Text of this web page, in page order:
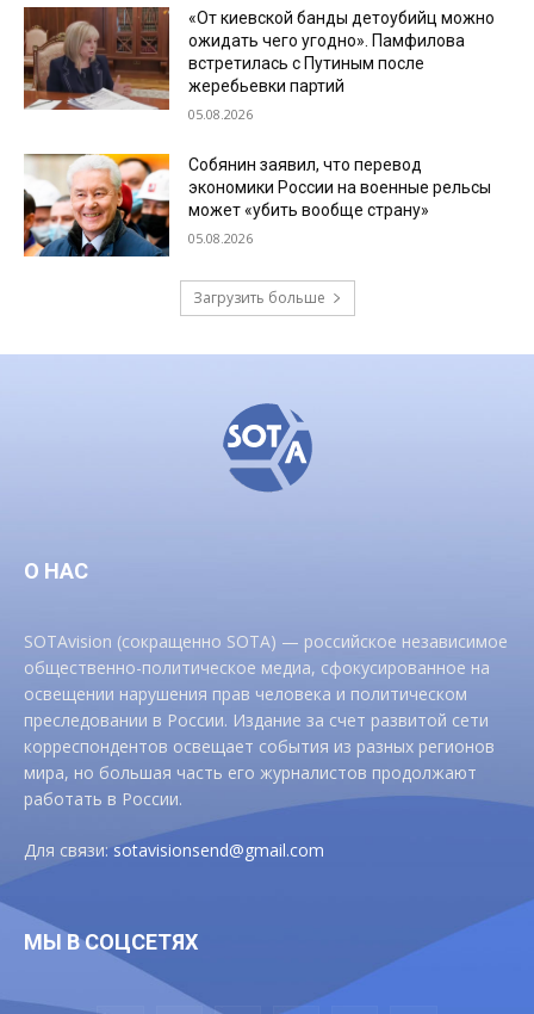
«От киевской банды детоубийц можно
ожидать чего угодно». Памфилова
встретилась с Путиным после
жеребьевки партий
05.08.2026
Собянин заявил, что перевод
экономики России на военные рельсы
может «убить вообще страну»
05.08.2026
Загрузить больше
О НАС
SOTAvision (сокращенно SOTA) — российское независимое
общественно-политическое медиа, сфокусированное на
освещении нарушения прав человека и политическом
преследовании в России. Издание за счет развитой сети
корреспондентов освещает события из разных регионов
мира, но большая часть его журналистов продолжают
работать в России.
Для связи:sotavisionsend@gmail.com
МЫ В СОЦСЕТЯХ